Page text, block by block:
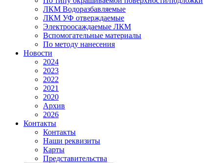
ЛКМ Водоразбавляемые
ЛКМ УФ отверждаемые
Электроосаждаемые ЛКМ
Вспомогательные материалы
По методу нанесения
Новости
2024
2023
2022
2021
2020
Архив
2026
Контакты
Контакты
Наши реквизиты
Карты
Представительства